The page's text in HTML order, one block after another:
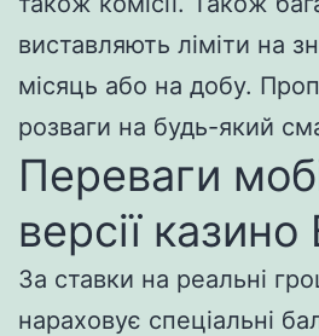
виставляють ліміти на
місяць або на добу.
розваги на будь-який
Переваги
версії
За ставки на реальні
нараховує спеціальні